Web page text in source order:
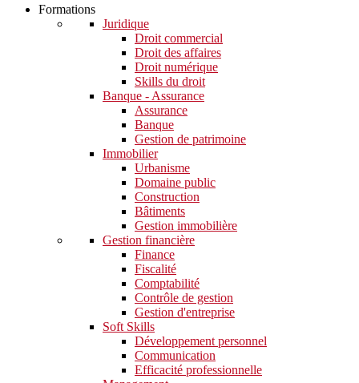
Formations
Juridique
Droit commercial
Droit des affaires
Droit numérique
Skills du droit
Banque - Assurance
Assurance
Banque
Gestion de patrimoine
Immobilier
Urbanisme
Domaine public
Construction
Bâtiments
Gestion immobilière
Gestion financière
Finance
Fiscalité
Comptabilité
Contrôle de gestion
Gestion d'entreprise
Soft Skills​
Développement personnel
Communication
Efficacité professionnelle